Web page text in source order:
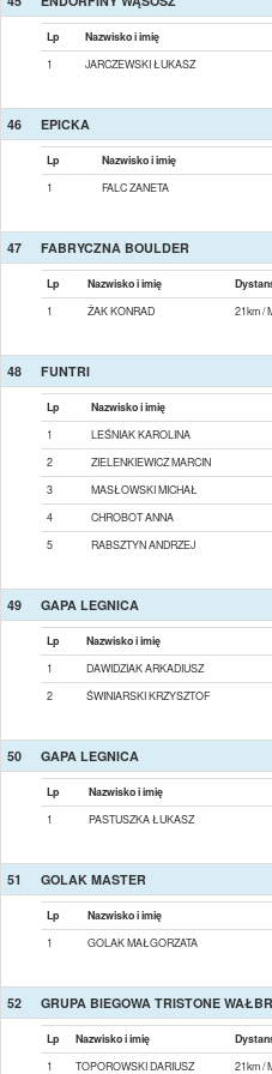
Lp Nazwisko i imię
1
JARCZEWSKI ŁUKASZ
46 EPICKA
Lp Nazwisko i imię
1
FALC ZANETA
47 FABRYCZNA BOULDER
Lp Nazwisko i imię
1
ŻAK KONRAD 21km /
48 FUNTRI
Lp Nazwisko i imię
1
LEŚNIAK KAROLINA
2
ZIELENKIEWICZ MARCIN
3
MASŁOWSKI MICHAŁ
4
CHROBOT ANNA
5
RABSZTYN ANDRZEJ
49 GAPA LEGNICA
Lp Nazwisko i imię
1
DAWIDZIAK ARKADIUSZ
2
ŚWINIARSKI KRZYSZTOF
50 GAPA LEGNICA
Lp Nazwisko i imię
1
PASTUSZKA ŁUKASZ
51 GOLAK MASTER
Lp Nazwisko i imię
1
GOLAK MAŁGORZATA
52 GRUPA BIEGOWA TRISTONE
Lp Nazwisko i imię
1
TOPOROWSKI DARIUSZ 21km /